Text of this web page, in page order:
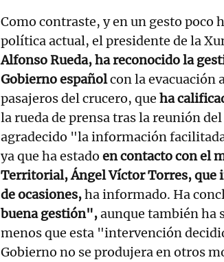
Como contraste, y en un gesto poco
política actual, el presidente de la
Alfonso Rueda, ha reconocido la
Gobierno españolcon la evacuación
pasajeros del crucero, que ha
la rueda de prensa tras la reunión
agradecido "la información
ya que ha estado en contacto con el
Territorial, Ángel Víctor Torres, que
de ocasiones,ha informado. Ha
buena gestión",aunque también ha
menos que esta "intervención
Gobierno no se produjera en otros